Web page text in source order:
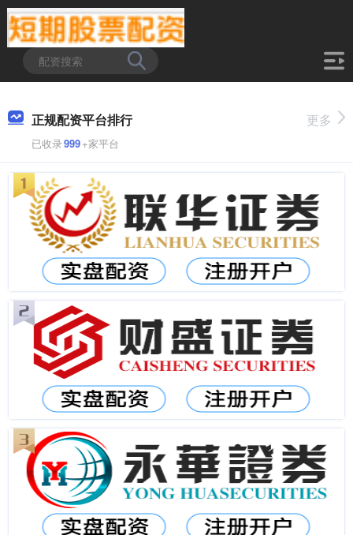
正规配资平台排行
已收录999+家平台
更多